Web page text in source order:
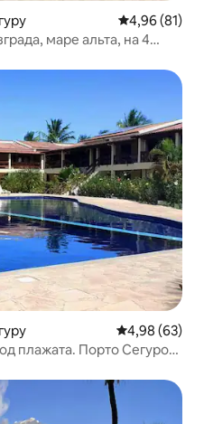
Просечна
4,96 (81)
маре альта, на 4
на гостите“
Просечна
4,98 (63)
плажата. Порто Сегуро-